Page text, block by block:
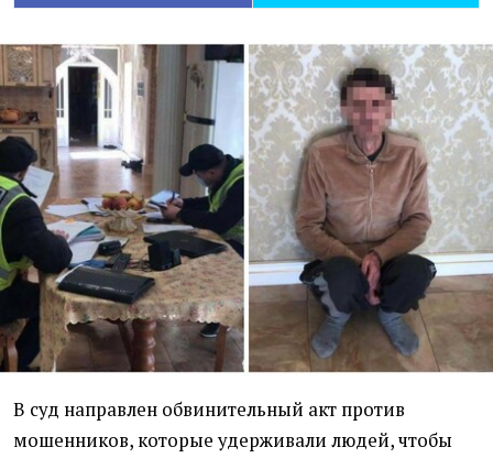
В суд направлен обвинительный акт против
мошенников, которые удерживали людей, чтобы